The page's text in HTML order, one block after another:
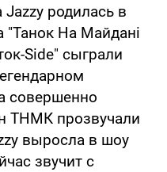
родилась в
"Танок На Майдані
Side" сыграли
совершенно
ТНМК прозвучали
выросла в шоу
звучит с